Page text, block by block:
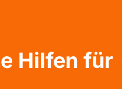
Hilfen für